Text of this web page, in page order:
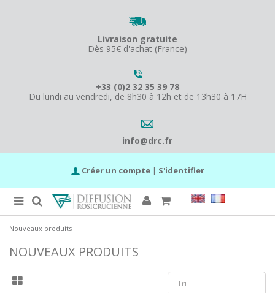
Livraison gratuite
Dès 95€ d'achat (France)
+33 (0)2 32 35 39 78
Du lundi au vendredi, de 8h30 à 12h et de 13h30 à 17H
info@drc.fr
Créer un compte | S'identifier
Nouveaux produits
NOUVEAUX PRODUITS